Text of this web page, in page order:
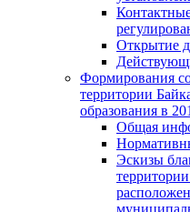
Открытие
Формирования
территории
образования в
Общая
Эскизы